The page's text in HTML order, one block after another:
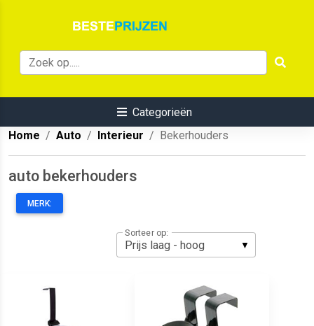
Categorieën
Home
Auto Interieur Bekerhouders
auto bekerhouders
MERK:
Sorteer op: